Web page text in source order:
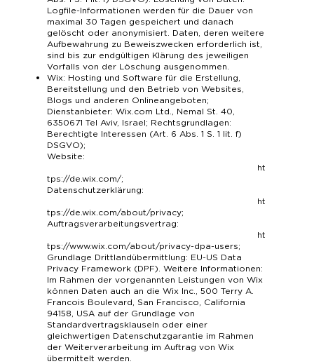
Logfile-Informationen werden für die Dauer von
maximal 30 Tagen gespeichert und danach
gelöscht oder anonymisiert. Daten, deren weitere
Aufbewahrung zu Beweiszwecken erforderlich ist,
sind bis zur endgültigen Klärung des jeweiligen
Vorfalls von der Löschung ausgenommen.
Wix: Hosting und Software für die Erstellung,
Bereitstellung und den Betrieb von Websites,
Blogs und anderen Onlineangeboten;
Dienstanbieter: Wix.com Ltd., Nemal St. 40,
6350671 Tel Aviv, Israel; Rechtsgrundlagen:
Berechtigte Interessen (Art. 6 Abs. 1 S. 1 lit. f)
DSGVO);
Website:
ht
tps://de.wix.com/;
Datenschutzerklärung:
ht
tps://de.wix.com/about/privacy;
Auftragsverarbeitungsvertrag:
ht
tps://www.wix.com/about/privacy-dpa-users;
Grundlage Drittlandübermittlung: EU-US Data
Privacy Framework (DPF). Weitere Informationen:
Im Rahmen der vorgenannten Leistungen von Wix
können Daten auch an die Wix Inc., 500 Terry A.
Francois Boulevard, San Francisco, California
94158, USA auf der Grundlage von
Standardvertragsklauseln oder einer
gleichwertigen Datenschutzgarantie im Rahmen
der Weiterverarbeitung im Auftrag von Wix
übermittelt werden.